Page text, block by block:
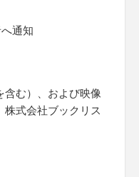
通知
含む）、および映像
株式会社ブックリス